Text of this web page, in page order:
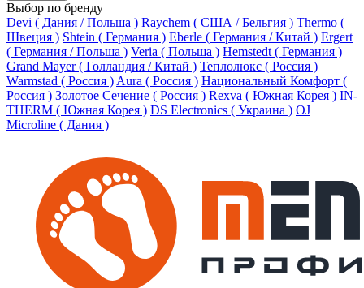
Выбор по бренду
Devi ( Дания / Польша ) Raychem ( США / Бельгия ) Thermo (
Швеция ) Shtein ( Германия ) Eberle ( Германия / Китай ) Ergert
( Германия / Польша ) Veria ( Польша ) Hemstedt ( Германия )
Grand Mayer ( Голландия / Китай ) Теплолюкс ( Россия )
Warmstad ( Россия ) Aura ( Россия ) Национальный Комфорт (
Россия ) Золотое Сечение ( Россия ) Rexva ( Южная Корея ) IN-
THERM ( Южная Корея ) DS Electronics ( Украина ) OJ
Microline ( Дания )